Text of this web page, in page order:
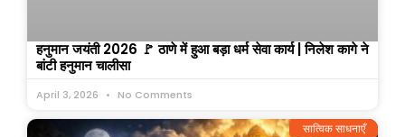
हनुमान जयंती 2026 🚩 ठाणे में हुआ बड़ा धर्म सेवा कार्य | निलेश कागे ने
बांटी हनुमान चालीसा
April 3, 2026 No Comments
सात्विक साधनाएँ